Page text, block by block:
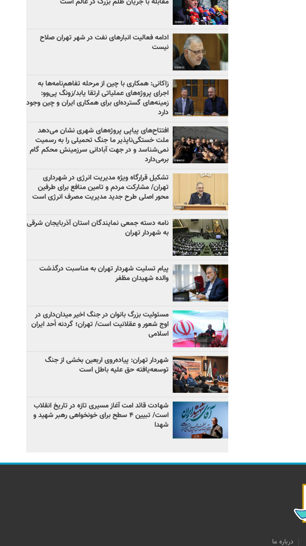
ادامه فعالیت انبارهای نفت در شهر تهران صلاح
نیست
زاکانی: همکاری با چین از مرحله تفاهم‌نامه‌ها به
اجرای پروژه‌های عملیاتی ارتقا یابد/زونگ پی‌وو:
زمینه‌های گسترده‌ای برای همکاری ایران و چین وجود
دارد
افتتاح‌های پیاپی پروژه‌های شهری نشان می‌دهد
ملت خستگی‌ناپذیر ما جنگ تحمیلی را به رسمیت
نمی‌شناسد و در جهت آبادانی سرزمینش محکم گام
برمی‌دارد
تشکیل قرارگاه ویژه مدیریت انرژی در شهرداری
تهران/ مشارکت مردم و تامین منافع برای طرفین
محور اصلی طرح جدید مدیریت مصرف انرژی است
نامه دسته جمعی نمایندگان استان آذربایجان شرقی
به شهردار تهران
پیام تسلیت شهردار تهران به مناسبت درگذشت
والده شهیدان مظفر
مسئولیت بزرگ بانوان در جنگ اخیر میدان‌داری‌ در
اوج شعور و عقلانیت است/ تهران؛ گردنه اُحد ایران
اسلامی
شهردار تهران: پیاده‌روی اربعین بخشی از جنگ
توسعه‌یافته حق علیه باطل است
شهادت قائد امت آغاز مسیری تازه در تاریخ انقلاب
است/ تبیین ۴ سطح برای خونخواهی رهبر شهید و
شهدا
درباره ما